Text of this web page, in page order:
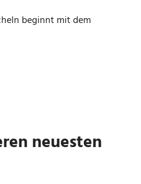
beginnt mit dem
neuesten